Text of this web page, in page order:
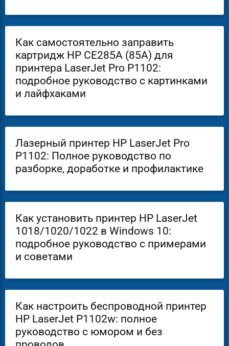
Как самостоятельно заправить
картридж HP CE285A (85A) для
принтера LaserJet Pro P1102:
подробное руководство с картинками
и лайфхаками
Лазерный принтер HP LaserJet Pro
P1102: Полное руководство по
разборке, доработке и профилактике
Как установить принтер HP LaserJet
1018/1020/1022 в Windows 10:
подробное руководство с примерами
и советами
Как настроить беспроводной принтер
HP LaserJet P1102w: полное
руководство с юмором и без